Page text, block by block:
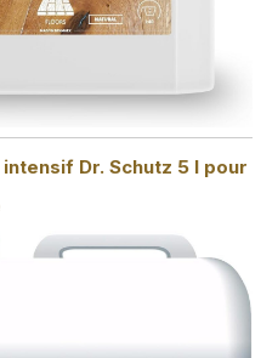
Dr. Schutz 5 l pour